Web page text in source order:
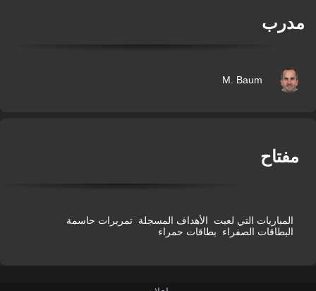
M. Baum
المباريات التي لعبت الأهداف المسجلة تمريرات حاسمة
البطاقات الصفراء بطاقات حمراء